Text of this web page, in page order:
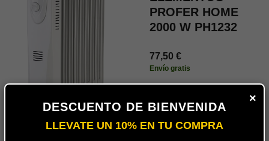
PROFER HOME
2000 W PH1232
77,50 €
Envío gratis
al
×
DESCUENTO DE BIENVENIDA
LLEVATE UN 10% EN TU COMPRA